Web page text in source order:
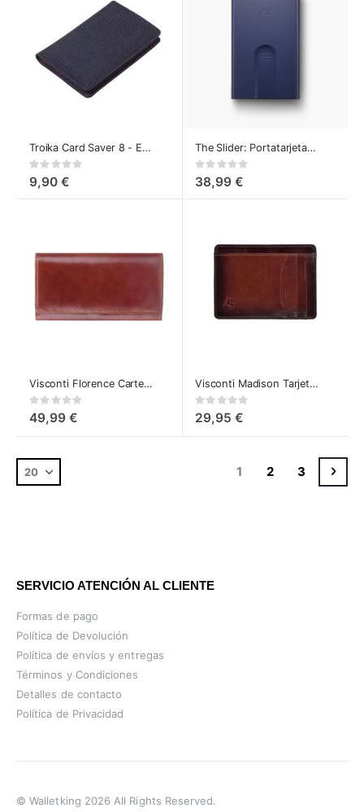
Troika Card Saver 8 - Estuche para Tarjetas de Crédito
Rating:
9,90 €
The Slider: Portatarjetas Automático de Crédito Navy blue
Rating:
38,99 €
Visconti Florence Cartera Matinee de piel
Rating:
49,99 €
Visconti Madison Tarjetero con Protección RFID
Rating:
29,95 €
Actualmente estás
1 Página
2 Página
3
SERVICIO ATENCIÓN AL CLIENTE
Formas de pago
Política de Devolución
Política de envíos y entregas
Términos y Condiciones
Detalles de contacto
Política de Privacidad
© Walletking 2026 All Rights Reserved.